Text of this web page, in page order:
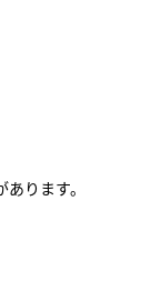
ります。